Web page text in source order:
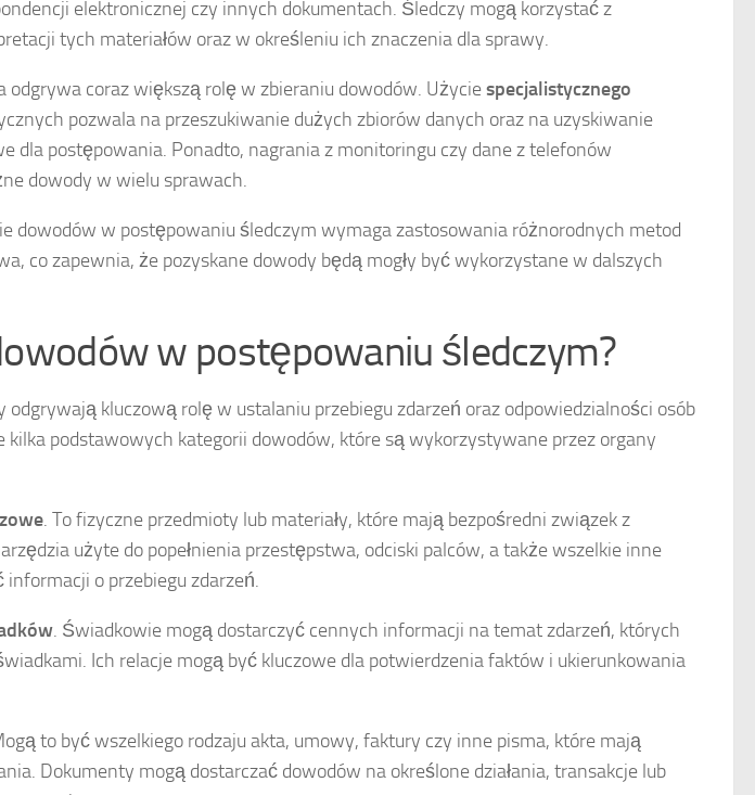
elektronicznej czy innych dokumentach. Śledczy mogą korzystać z
tych materiałów oraz w określeniu ich znaczenia dla sprawy.
odgrywa coraz większą rolę w zbieraniu dowodów. Użyciespecjalistycznego
pozwala na przeszukiwanie dużych zbiorów danych oraz na uzyskiwanie
dla postępowania. Ponadto, nagrania z monitoringu czy dane z telefonów
dowody w wielu sprawach.
dowodów w postępowaniu śledczym wymaga zastosowania różnorodnych metod
co zapewnia, że pozyskane dowody będą mogły być wykorzystane w dalszych
w postępowaniu śledczym?
kluczową rolę w ustalaniu przebiegu zdarzeń oraz odpowiedzialności osób
kilka podstawowych kategorii dowodów, które są wykorzystywane przez organy
. To fizyczne przedmioty lub materiały, które mają bezpośredni związek z
użyte do popełnienia przestępstwa, odciski palców, a także wszelkie inne
o przebiegu zdarzeń.
. Świadkowie mogą dostarczyć cennych informacji na temat zdarzeń, których
Ich relacje mogą być kluczowe dla potwierdzenia faktów i ukierunkowania
to być wszelkiego rodzaju akta, umowy, faktury czy inne pisma, które mają
Dokumenty mogą dostarczać dowodów na określone działania, transakcje lub